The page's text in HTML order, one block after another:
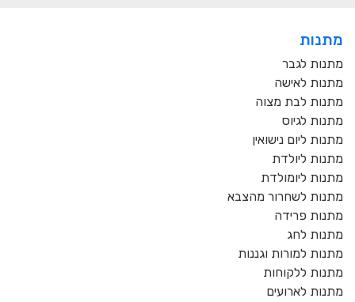
מתנות
מתנות לגבר
מתנות לאישה
מתנות לבת מצוה
מתנות לגיוס
מתנות ליום נישואין
מתנות ליולדת
מתנות ליומולדת
מתנות לשחרור מהצבא
מתנות פרידה
מתנות לחג
מתנות למורות וגננות
מתנות ללקוחות
מתנות לארועים